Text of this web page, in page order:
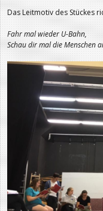
Das Leitmotiv des Stückes
Fahr mal wieder U-Bahn,
Schau dir mal die Menschen